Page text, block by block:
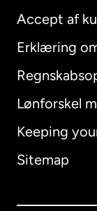
Accept af
Erklæring
Lønforskel
Keeping
Sitemap